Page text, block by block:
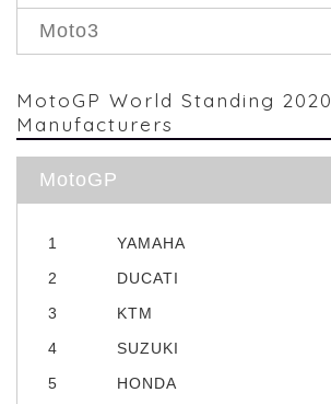
Moto3
MotoGP World Standing 2020
Manufacturers
MotoGP
1 YAMAHA
2
DUCATI
3
KTM
4
SUZUKI
5
HONDA